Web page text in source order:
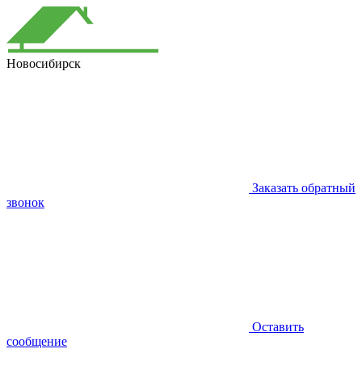
Новосибирск
Заказать обратный
звонок
Оставить
сообщение